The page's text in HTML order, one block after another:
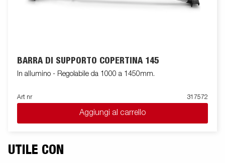
BARRA DI SUPPORTO COPERTINA 145
In allumino - Regolabile da 1000 a 1450mm.
Art nr 317572
Aggiungi al carrello
UTILE CON